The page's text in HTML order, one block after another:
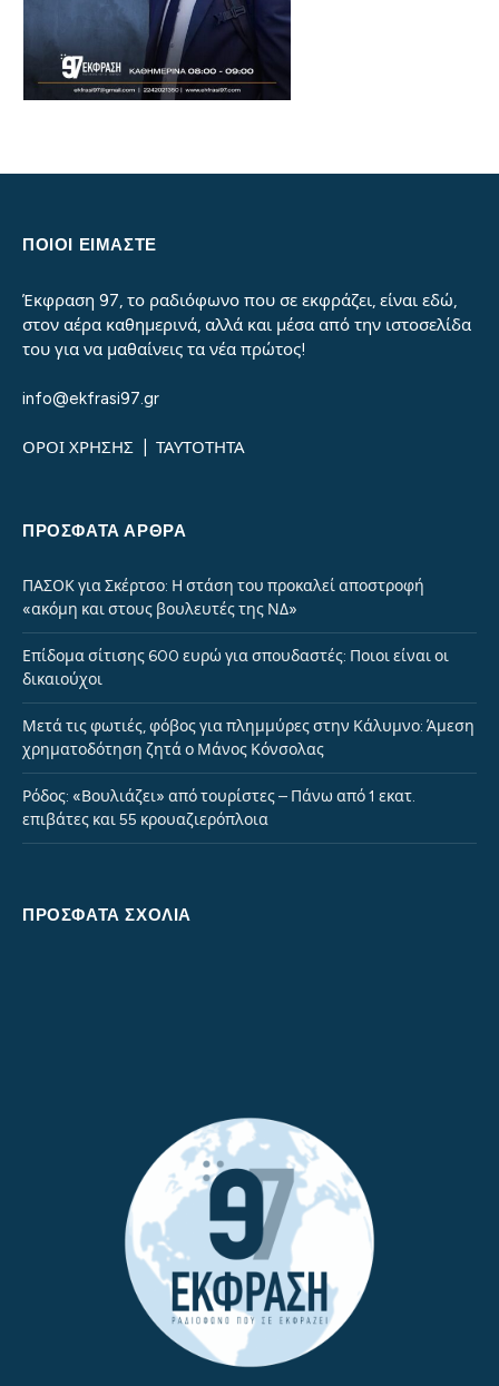
ΠΟΙΟΙ ΕΙΜΑΣΤΕ
Έκφραση 97, το ραδιόφωνο που σε εκφράζει, είναι εδώ,
στον αέρα καθημερινά, αλλά και μέσα από την ιστοσελίδα
του για να μαθαίνεις τα νέα πρώτος!
info@ekfrasi97.gr
ΟΡΟΙ ΧΡΗΣΗΣ ΤΑΥΤΟΤΗΤΑ
ΠΡΌΣΦΑΤΑ ΆΡΘΡΑ
ΠΑΣΟΚ για Σκέρτσο: Η στάση του προκαλεί αποστροφή
«ακόμη και στους βουλευτές της ΝΔ»
Επίδομα σίτισης 600 ευρώ για σπουδαστές: Ποιοι είναι οι
δικαιούχοι
Μετά τις φωτιές, φόβος για πλημμύρες στην Κάλυμνο: Άμεση
χρηματοδότηση ζητά ο Μάνος Κόνσολας
Ρόδος: «Βουλιάζει» από τουρίστες – Πάνω από 1 εκατ.
επιβάτες και 55 κρουαζιερόπλοια
ΠΡΌΣΦΑΤΑ ΣΧΌΛΙΑ